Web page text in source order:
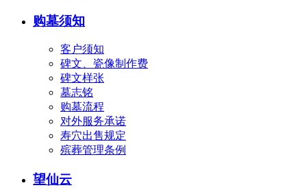
购墓须知
客户须知
碑文、瓷像制作费
碑文样张
墓志铭
购墓流程
对外服务承诺
寿穴出售规定
殡葬管理条例
望仙云